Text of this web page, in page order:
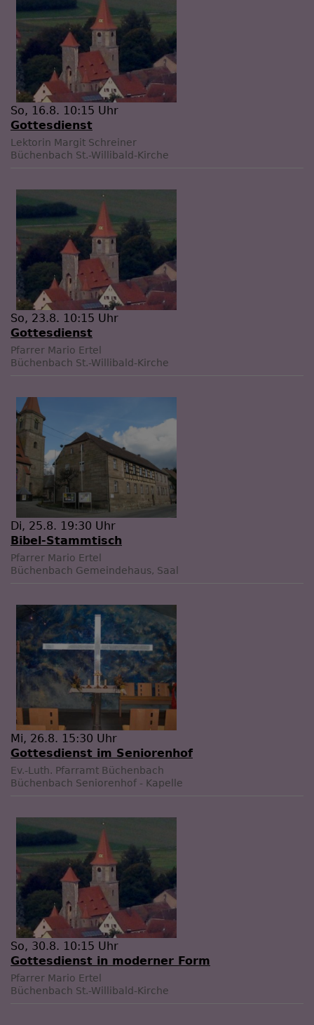
So, 16.8. 10:15 Uhr
Gottesdienst
Lektorin Margit Schreiner
Büchenbach St.-Willibald-Kirche
So, 23.8. 10:15 Uhr
Gottesdienst
Pfarrer Mario Ertel
Büchenbach St.-Willibald-Kirche
Di, 25.8. 19:30 Uhr
Bibel-Stammtisch
Pfarrer Mario Ertel
Büchenbach Gemeindehaus, Saal
Mi, 26.8. 15:30 Uhr
Gottesdienst im Seniorenhof
Ev.-Luth. Pfarramt Büchenbach
Büchenbach Seniorenhof - Kapelle
So, 30.8. 10:15 Uhr
Gottesdienst in moderner Form
Pfarrer Mario Ertel
Büchenbach St.-Willibald-Kirche